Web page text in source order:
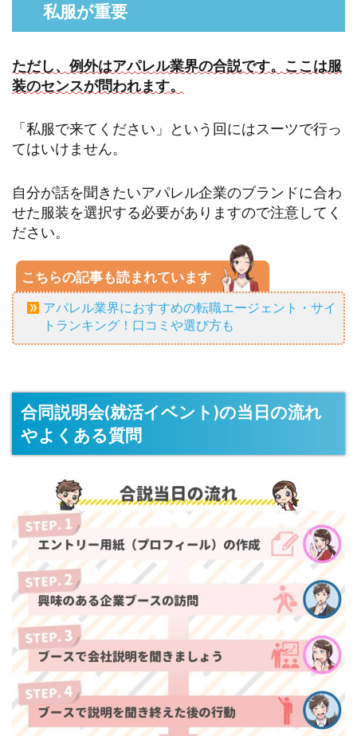
私服が重要
ただし、例外はアパレル業界の合説です。ここは服
装のセンスが問われます。
「私服で来てください」という回にはスーツで行っ
てはいけません。
自分が話を聞きたいアパレル企業のブランドに合わ
せた服装を選択する必要がありますので注意してく
ださい。
こちらの記事も読まれています
アパレル業界におすすめの転職エージェント・サイ
トランキング！口コミや選び方も
合同説明会(就活イベント)の当日の流れ
やよくある質問